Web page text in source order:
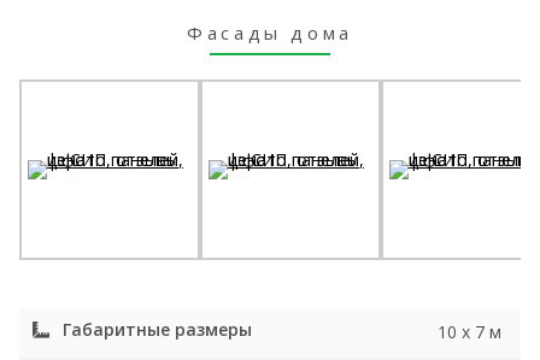
Фасады дома
Габаритные размеры 10 x 7 м